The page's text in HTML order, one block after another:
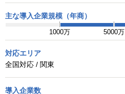
主な導入企業規模（年商）
1000万 5000万
対応エリア
全国対応 / 関東
導入企業数